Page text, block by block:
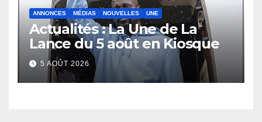
ANNONCES MÉDIAS NOUVELLES UNE
Actualités : La Une de La
Lance du 5 août en Kiosque
5 AOÛT 2026